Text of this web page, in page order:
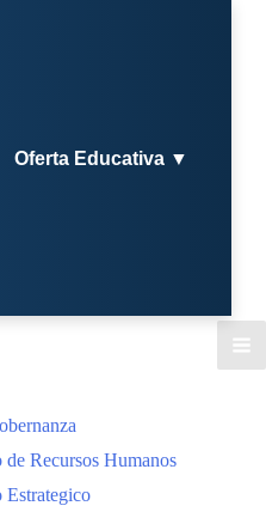
Oferta Educativa ▼
Recursos Humanos